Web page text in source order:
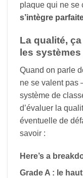
plaque qui ne se
s’intègre
La qualité,
les
Quand on parle
ne se valent pas
système de
d’évaluer la
éventuelle de
savoir :
Here’s a
Grade A : le